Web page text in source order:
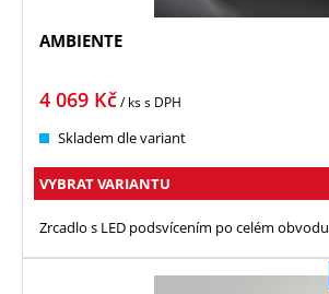
AMBIENTE
4 069 Kč/ kss DPH
Skladem dle variant
VYBRAT VARIANTU
Zrcadlo s LED podsvícením po celém obvodu